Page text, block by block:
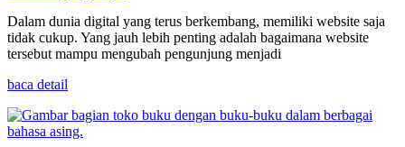
Dalam dunia digital yang terus berkembang, memiliki website saja
tidak cukup. Yang jauh lebih penting adalah bagaimana website
tersebut mampu mengubah pengunjung menjadi
baca detail